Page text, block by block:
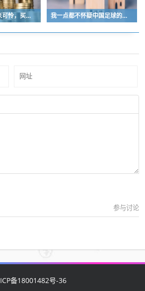
小孩哥觉得哈基米可怜，买了火腿肠喂哈基米，结果哈基米直接叼走他的鹦鹉… 我一点都不怀疑中国足球的未来
参与讨论
备18001482号-36